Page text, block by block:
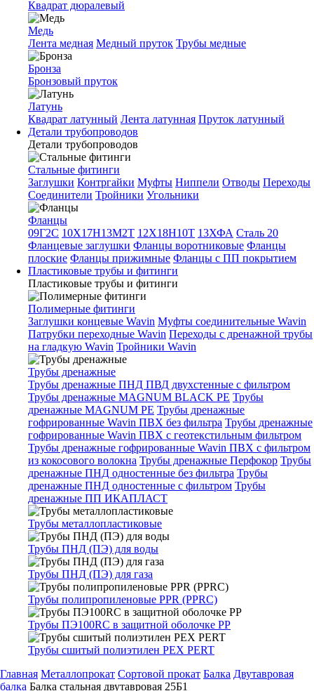
Квадрат дюралевый
Медь
Лента медная Медный пруток Трубы медные
Бронза
Бронзовый пруток
Латунь
Квадрат латунный Лента латунная Пруток латунный
Детали трубопроводов
Детали трубопроводов
Стальные фитинги
Заглушки Контргайки Муфты Ниппели Отводы Переходы
Соединители Тройники Угольники
Фланцы
09Г2С 10Х17Н13М2Т 12Х18Н10Т 13ХФА Сталь 20
Фланцевые заглушки Фланцы воротниковые Фланцы
плоские Фланцы прижимные Фланцы с ПП покрытием
Пластиковые трубы и фитинги
Пластиковые трубы и фитинги
Полимерные фитинги
Заглушки концевые Wavin Муфты соединительные Wavin
Патрубки переходные Wavin Переходы с дренажной трубы
на гладкую Wavin Тройники Wavin
Трубы дренажные
Трубы дренажные ПНД ПВД двухстенные с фильтром
Трубы дренажные MAGNUM BLACK PE Трубы
дренажные MAGNUM PE Трубы дренажные
гофрированные Wavin ПВХ без фильтра Трубы дренажные
гофрированные Wavin ПВХ с геотекстильным фильтром
Трубы дренажные гофрированные Wavin ПВХ с фильтром
из кокосового волокна Трубы дренажные Перфокор Трубы
дренажные ПНД одностенные без фильтра Трубы
дренажные ПНД одностенные с фильтром Трубы
дренажные ПП ИКАПЛАСТ
Трубы металлопластиковые
Трубы ПНД (ПЭ) для воды
Трубы ПНД (ПЭ) для газа
Трубы полипропиленовые PPR (PPRC)
Трубы ПЭ100RC в защитной оболочке PP
Трубы сшитый полиэтилен PEX PERT
Главная Металлопрокат Сортовой прокат Балка Двутавровая
балка Балка стальная двутавровая 25Б1